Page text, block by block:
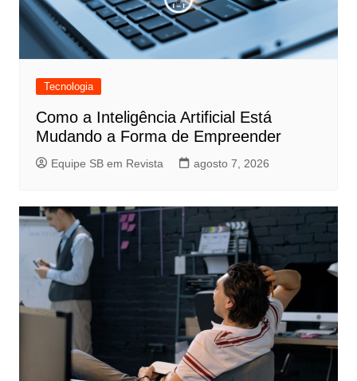
Tecnologia
Como a Inteligência Artificial Está
Mudando a Forma de Empreender
Equipe SB em Revista agosto 7, 2026